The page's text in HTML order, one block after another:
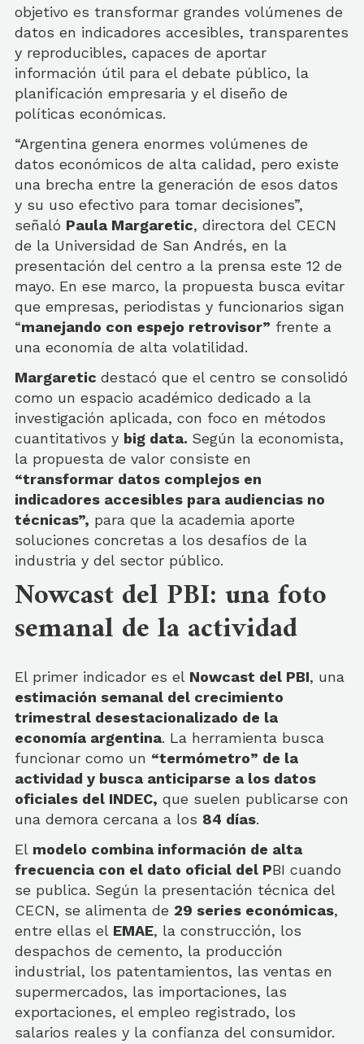
objetivo es transformar grandes volúmenes de
datos en indicadores accesibles, transparentes
y reproducibles, capaces de aportar
información útil para el debate público, la
planificación empresaria y el diseño de
políticas económicas.
“Argentina genera enormes volúmenes de
datos económicos de alta calidad, pero existe
una brecha entre la generación de esos datos
y su uso efectivo para tomar decisiones”,
señaló Paula Margaretic, directora del CECN
de la Universidad de San Andrés, en la
presentación del centro a la prensa este 12 de
mayo. En ese marco, la propuesta busca evitar
que empresas, periodistas y funcionarios sigan
“manejando con espejo retrovisor” frente a
una economía de alta volatilidad.
Margaretic destacó que el centro se consolidó
como un espacio académico dedicado a la
investigación aplicada, con foco en métodos
cuantitativos y big data. Según la economista,
la propuesta de valor consiste en
“transformar datos complejos en
indicadores accesibles para audiencias no
técnicas”, para que la academia aporte
soluciones concretas a los desafíos de la
industria y del sector público.
Nowcast del PBI: una foto
semanal de la actividad
El primer indicador es el Nowcast del PBI, una
estimación semanal del crecimiento
trimestral desestacionalizado de la
economía argentina. La herramienta busca
funcionar como un “termómetro” de la
actividad y busca anticiparse a los datos
oficiales del INDEC, que suelen publicarse con
una demora cercana a los 84 días.
El modelo combina información de alta
frecuencia con el dato oficial del PBI cuando
se publica. Según la presentación técnica del
CECN, se alimenta de 29 series económicas,
entre ellas el EMAE, la construcción, los
despachos de cemento, la producción
industrial, los patentamientos, las ventas en
supermercados, las importaciones, las
exportaciones, el empleo registrado, los
salarios reales y la confianza del consumidor.